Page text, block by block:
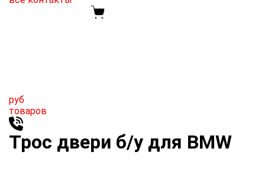
руб
товаров
Трос двери б/у для BMW